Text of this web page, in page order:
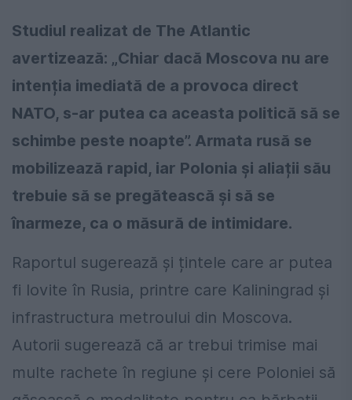
Studiul realizat de The Atlantic
avertizează: „Chiar dacă Moscova nu are
intenția imediată de a provoca direct
NATO, s-ar putea ca aceasta politică să se
schimbe peste noapte”. Armata rusă se
mobilizează rapid, iar Polonia și aliații său
trebuie să se pregătească și să se
înarmeze, ca o măsură de intimidare.
Raportul sugerează și țintele care ar putea
fi lovite în Rusia, printre care Kaliningrad și
infrastructura metroului din Moscova.
Autorii sugerează că ar trebui trimise mai
multe rachete în regiune și cere Poloniei să